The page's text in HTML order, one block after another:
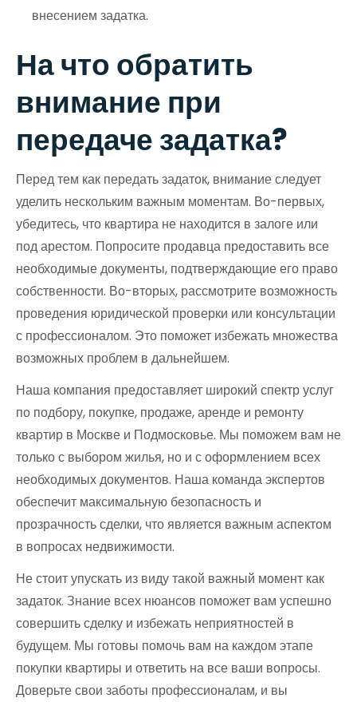
внесением задатка.
На что обратить
внимание при
передаче задатка?
Перед тем как передать задаток, внимание следует
уделить нескольким важным моментам. Во-первых,
убедитесь, что квартира не находится в залоге или
под арестом. Попросите продавца предоставить все
необходимые документы, подтверждающие его право
собственности. Во-вторых, рассмотрите возможность
проведения юридической проверки или консультации
с профессионалом. Это поможет избежать множества
возможных проблем в дальнейшем.
Наша компания предоставляет широкий спектр услуг
по подбору, покупке, продаже, аренде и ремонту
квартир в Москве и Подмосковье. Мы поможем вам не
только с выбором жилья, но и с оформлением всех
необходимых документов. Наша команда экспертов
обеспечит максимальную безопасность и
прозрачность сделки, что является важным аспектом
в вопросах недвижимости.
Не стоит упускать из виду такой важный момент как
задаток. Знание всех нюансов поможет вам успешно
совершить сделку и избежать неприятностей в
будущем. Мы готовы помочь вам на каждом этапе
покупки квартиры и ответить на все ваши вопросы.
Доверьте свои заботы профессионалам, и вы